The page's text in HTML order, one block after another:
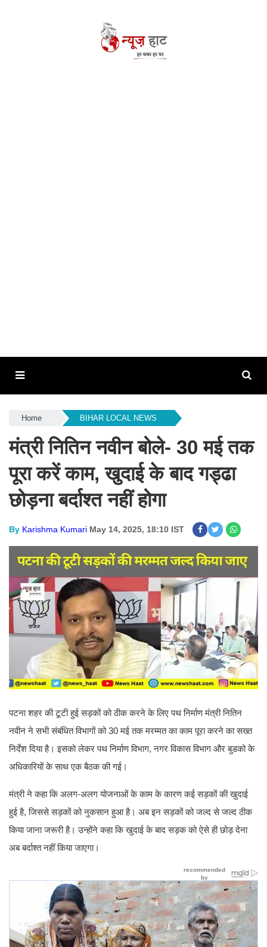
Home BIHAR LOCAL NEWS
मंत्री नितिन नवीन बोले- 30 मई तक
पूरा करें काम, खुदाई के बाद गड्ढा
छोड़ना बर्दाश्त नहीं होगा
By Karishma Kumari May 14, 2025, 18:10 IST
पटना शहर की टूटी हुई सड़कों को ठीक करने के लिए पथ निर्माण मंत्री नितिन
नवीन ने सभी संबंधित विभागों को 30 मई तक मरम्मत का काम पूरा करने का सख्त
निर्देश दिया है। इसको लेकर पथ निर्माण विभाग, नगर विकास विभाग और बुडको के
अधिकारियों के साथ एक बैठक की गई।
मंत्री ने कहा कि अलग-अलग योजनाओं के काम के कारण कई सड़कों की खुदाई
हुई है, जिससे सड़कों को नुकसान हुआ है। अब इन सड़कों को जल्द से जल्द ठीक
किया जाना जरूरी है। उन्होंने कहा कि खुदाई के बाद सड़क को ऐसे ही छोड़ देना
अब बर्दाश्त नहीं किया जाएगा।